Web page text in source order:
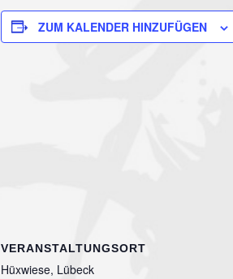
ZUM KALENDER HINZUFÜGEN
VERANSTALTUNGSORT
Hüxwiese, Lübeck